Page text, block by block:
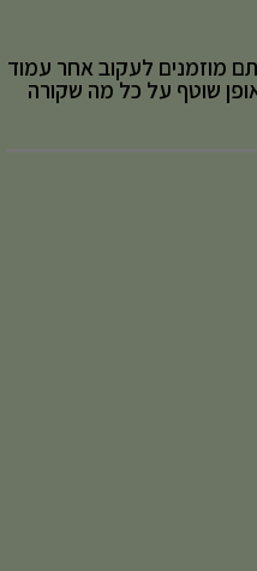
מוזמנים לעקוב אחר עמוד
שוטף על כל מה שקורה